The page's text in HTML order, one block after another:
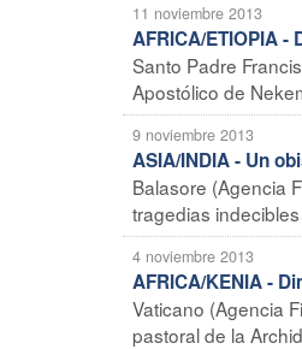
11 noviembre 2013
AFRICA/ETIOPIA
Santo Padre
Apostólico de
9 noviembre 2013
ASIA/INDIA - Un
Balasore (Agencia
tragedias
4 noviembre 2013
AFRICA/KENIA -
Vaticano (Agencia
pastoral de la